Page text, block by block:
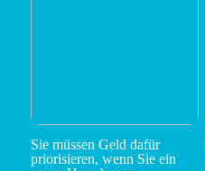
Sie müssen Geld dafür
priorisieren, wenn Sie ein